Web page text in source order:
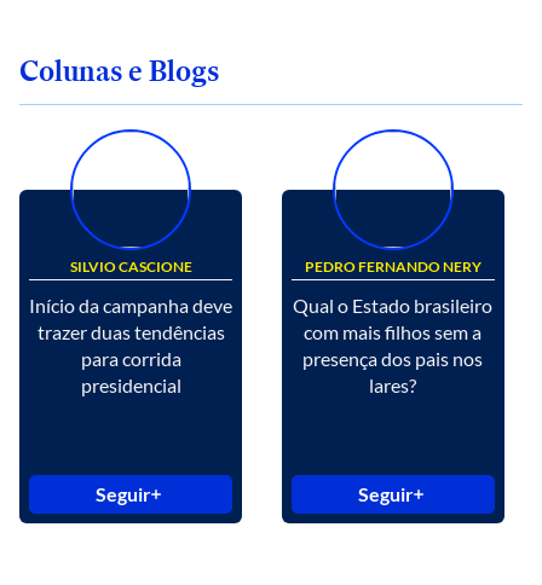
Colunas e Blogs
SILVIO CASCIONE
Início da campanha deve
trazer duas tendências
para corrida
presidencial
Seguir
PEDRO FERNANDO NERY
Qual o Estado brasileiro
com mais filhos sem a
presença dos pais nos
lares?
Seguir